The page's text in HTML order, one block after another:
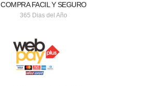
COMPRA FACIL Y SEGURO
365 Dias del Año